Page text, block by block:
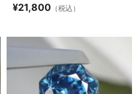
¥21,800 （税込）